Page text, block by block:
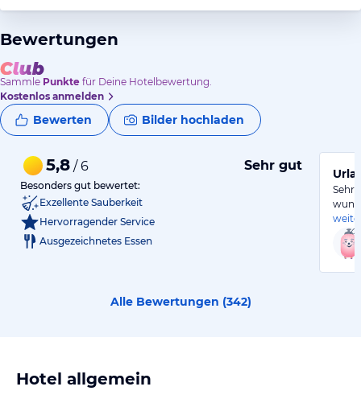
Bewertungen
Sammle Punkte für Deine Hotelbewertung.
Kostenlos anmelden
Bewerten Bilder hochladen
5,8 / 6 Sehr gut
Besonders gut bewertet:
Exzellente Sauberkeit
Hervorragender Service
Ausgezeichnetes Essen
Sehr
Alle Bewertungen (342)
Hotel allgemein